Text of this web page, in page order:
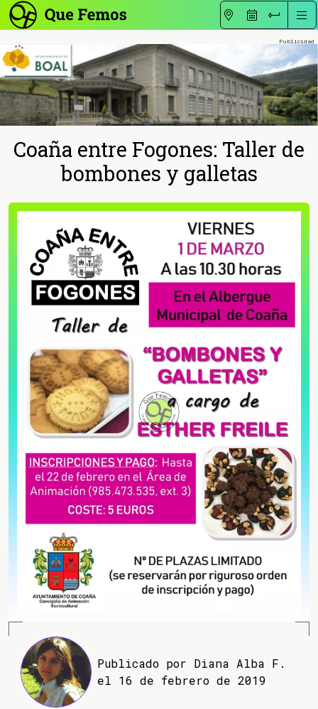
Coaña entre Fogones: Taller de
bombones y galletas
Publicado por Diana Alba F.
el 16 de febrero de 2019